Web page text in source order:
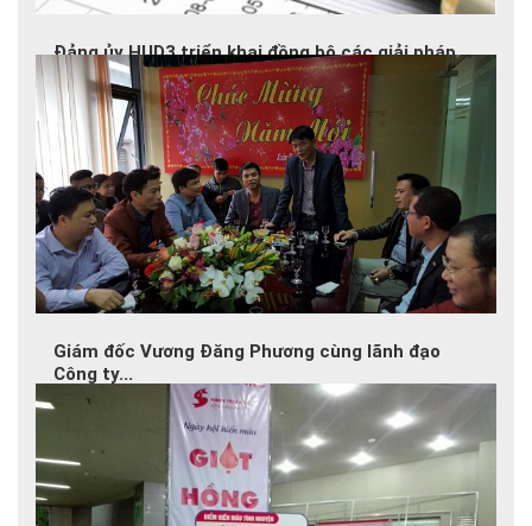
Đảng ủy HUD3 triển khai đồng bộ các giải pháp
để...
2017-03-03
Bộ Chính trị (khóa XII) đã ban hành Chỉ thị...
Giám đốc Vương Đăng Phương cùng lãnh đạo
Công ty...
Ngày 3/2 (mùng 7 Tết Đinh Dậu), Giám đốc Vương...